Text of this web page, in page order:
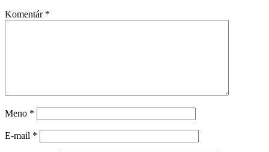
Komentár *
Meno *
E-mail *